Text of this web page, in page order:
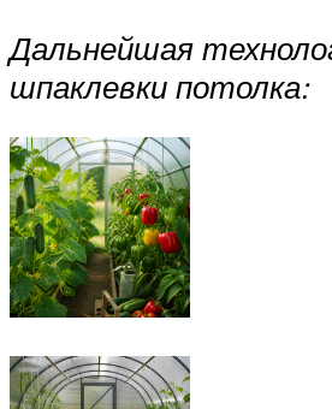
Дальнейшая
шпаклевки потолка: